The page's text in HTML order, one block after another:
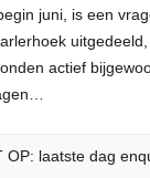
juni, is een
actief
OP: laatste dag